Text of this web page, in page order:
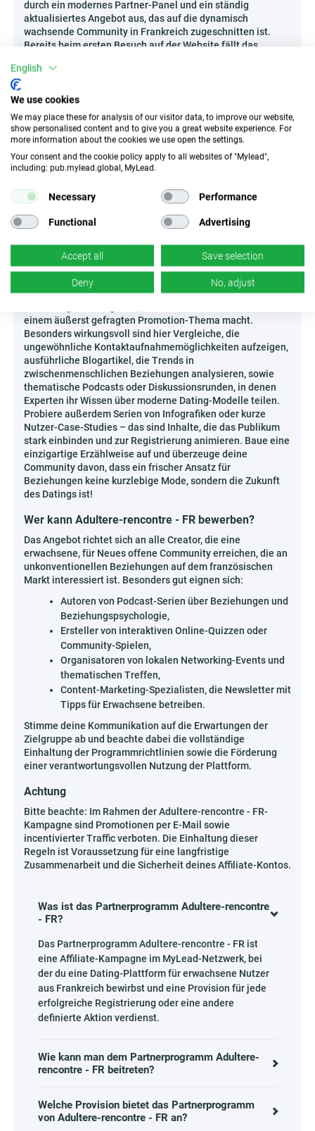
durch ein modernes Partner-Panel und ein ständig
aktualisiertes Angebot aus, das auf die dynamisch
wachsende Community in Frankreich zugeschnitten ist.
Bereits beim ersten Besuch auf der Website fällt das
und ein sehr hohes Interesse von Nutzern auf, die
zu stabilen Konversionen und attraktiven Provisionen –
selbst bei einer niedrigen Auszahlungsgrenze. Ein
interessantes Plus sind die außergewöhnlichen Affiliate-
Challenges, bei denen du im Rahmen regelmäßiger
Wettbewerbe einzigartige Preise gewinnen kannst, die zur
aktiven Teilnahme motivieren. Verpasse nicht die
Einkommenswachstum zu verbinden – setze auf ein
Programm, das sich auf dem Dating-Markt wirklich abhebt!
Wie kann man Adultere-rencontre - FR effektiv
bewerben?
Der Online-Dating-Markt erlebt derzeit einen Boom –
Nutzer suchen immer häufiger nach alternativen Wegen,
Menschen kennenzulernen und unkonventionelle
einem äußerst gefragten Promotion-Thema macht.
Besonders wirkungsvoll sind hier Vergleiche, die
ungewöhnliche Kontaktaufnahmemöglichkeiten aufzeigen,
ausführliche Blogartikel, die Trends in
zwischenmenschlichen Beziehungen analysieren, sowie
thematische Podcasts oder Diskussionsrunden, in denen
Experten ihr Wissen über moderne Dating-Modelle teilen.
Probiere außerdem Serien von Infografiken oder kurze
Nutzer-Case-Studies – das sind Inhalte, die das Publikum
stark einbinden und zur Registrierung animieren. Baue eine
einzigartige Erzählweise auf und überzeuge deine
Community davon, dass ein frischer Ansatz für
Beziehungen keine kurzlebige Mode, sondern die Zukunft
des Datings ist!
Wer kann Adultere-rencontre - FR bewerben?
Das Angebot richtet sich an alle Creator, die eine
erwachsene, für Neues offene Community erreichen, die an
unkonventionellen Beziehungen auf dem französischen
Markt interessiert ist. Besonders gut eignen sich:
Autoren von Podcast-Serien über Beziehungen und
Beziehungspsychologie,
Ersteller von interaktiven Online-Quizzen oder
Community-Spielen,
Organisatoren von lokalen Networking-Events und
thematischen Treffen,
Content-Marketing-Spezialisten, die Newsletter mit
Tipps für Erwachsene betreiben.
Stimme deine Kommunikation auf die Erwartungen der
Zielgruppe ab und beachte dabei die vollständige
Einhaltung der Programmrichtlinien sowie die Förderung
einer verantwortungsvollen Nutzung der Plattform.
Achtung
Bitte beachte: Im Rahmen der Adultere-rencontre - FR-
Kampagne sind Promotionen per E-Mail sowie
incentivierter Traffic verboten. Die Einhaltung dieser
Regeln ist Voraussetzung für eine langfristige
Zusammenarbeit und die Sicherheit deines Affiliate-Kontos.
Was ist das Partnerprogramm Adultere-rencontre
- FR?
Das Partnerprogramm Adultere-rencontre - FR ist
eine Affiliate-Kampagne im MyLead-Netzwerk, bei
der du eine Dating-Plattform für erwachsene Nutzer
aus Frankreich bewirbst und eine Provision für jede
erfolgreiche Registrierung oder eine andere
definierte Aktion verdienst.
Wie kann man dem Partnerprogramm Adultere-
rencontre - FR beitreten?
Welche Provision bietet das Partnerprogramm
von Adultere-rencontre - FR an?
English
We use cookies
We may place these for analysis of our visitor data, to improve our website,
show personalised content and to give you a great website experience. For
more information about the cookies we use open the settings.
Your consent and the cookie policy apply to all websites of "Mylead",
including: pub.mylead.global, MyLead.
Necessary Performance
Functional Advertising
Accept all Save selection
Deny No, adjust